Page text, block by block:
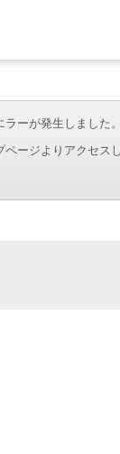
ーが発生しました
ージよりアクセス